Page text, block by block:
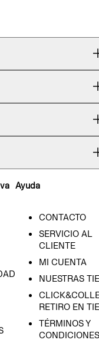
Ayuda
CONTACTO
SERVICIO AL
CLIENTE
MI CUENTA
NUESTRAS
RETIRO EN
TÉRMINOS Y
CONDICIONES